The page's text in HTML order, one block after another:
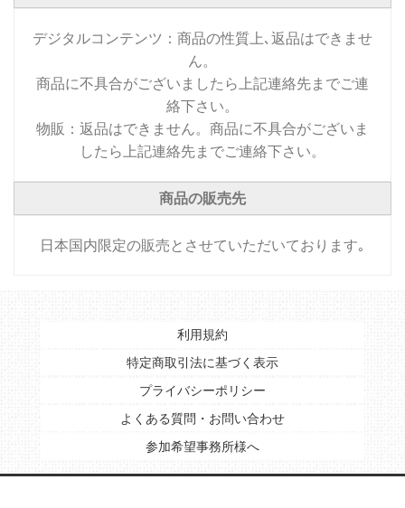
デジタルコンテンツ：商品の性質上､返品はできませ
ん。
商品に不具合がございましたら上記連絡先までご連
絡下さい。
物販：返品はできません。商品に不具合がございま
したら上記連絡先までご連絡下さい。
商品の販売先
日本国内限定の販売とさせていただいております｡
利用規約
特定商取引法に基づく表示
プライバシーポリシー
よくある質問・お問い合わせ
参加希望事務所様へ